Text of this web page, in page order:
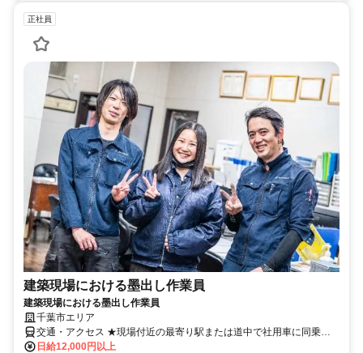
正社員
建築現場における墨出し作業員
建築現場における墨出し作業員
千葉市エリア
交通・アクセス ★現場付近の最寄り駅または道中で社用車に同乗す
る形となります。
日給12,000円以上